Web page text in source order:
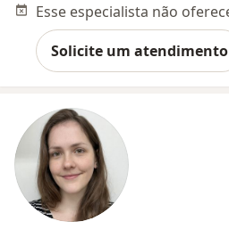
Solicite um atendimento